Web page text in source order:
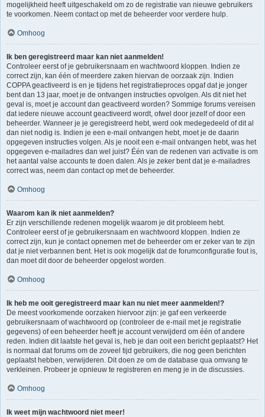
mogelijkheid heeft uitgeschakeld om zo de registratie van nieuwe gebruikers
te voorkomen. Neem contact op met de beheerder voor verdere hulp.
Omhoog
Ik ben geregistreerd maar kan niet aanmelden!
Controleer eerst of je gebruikersnaam en wachtwoord kloppen. Indien ze
correct zijn, kan één of meerdere zaken hiervan de oorzaak zijn. Indien
COPPA geactiveerd is en je tijdens het registratieproces opgaf dat je jonger
bent dan 13 jaar, moet je de ontvangen instructies opvolgen. Als dit niet het
geval is, moet je account dan geactiveerd worden? Sommige forums vereisen
dat iedere nieuwe account geactiveerd wordt, ofwel door jezelf of door een
beheerder. Wanneer je je geregistreerd hebt, werd ook medegedeeld of dit al
dan niet nodig is. Indien je een e-mail ontvangen hebt, moet je de daarin
opgegeven instructies volgen. Als je nooit een e-mail ontvangen hebt, was het
opgegeven e-mailadres dan wel juist? Één van de redenen van activatie is om
het aantal valse accounts te doen dalen. Als je zeker bent dat je e-mailadres
correct was, neem dan contact op met de beheerder.
Omhoog
Waarom kan ik niet aanmelden?
Er zijn verschillende redenen mogelijk waarom je dit probleem hebt.
Controleer eerst of je gebruikersnaam en wachtwoord kloppen. Indien ze
correct zijn, kun je contact opnemen met de beheerder om er zeker van te zijn
dat je niet verbannen bent. Het is ook mogelijk dat de forumconfiguratie fout is,
dan moet dit door de beheerder opgelost worden.
Omhoog
Ik heb me ooit geregistreerd maar kan nu niet meer aanmelden!?
De meest voorkomende oorzaken hiervoor zijn: je gaf een verkeerde
gebruikersnaam of wachtwoord op (controleer de e-mail met je registratie
gegevens) of een beheerder heeft je account verwijderd om één of andere
reden. Indien dit laatste het geval is, heb je dan ooit een bericht geplaatst? Het
is normaal dat forums om de zoveel tijd gebruikers, die nog geen berichten
geplaatst hebben, verwijderen. Dit doen ze om de database qua omvang te
verkleinen. Probeer je opnieuw te registreren en meng je in de discussies.
Omhoog
Ik weet mijn wachtwoord niet meer!